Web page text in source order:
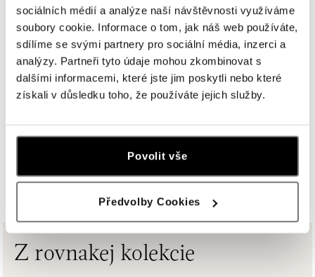
sociálních médií a analýze naší návštěvnosti využíváme
soubory cookie. Informace o tom, jak náš web používáte,
sdílíme se svými partnery pro sociální média, inzerci a
analýzy. Partneři tyto údaje mohou zkombinovat s
dalšími informacemi, které jste jim poskytli nebo které
získali v důsledku toho, že používáte jejich služby.
Povolit vše
Předvolby Cookies
ALOve OC Eurovea, Bratislava
Pribinova 8, 811 09 Bratislava
tel.: +421917090467
dnes otvorené od 10:00
HALADA OC Avion, Bratislava
tel.: +421 917 090 372
dnes otvorené od 10:00
HALADA OC Eurovea, Bratislava
Pribinova 8, 811 09 Bratislava
dnes otvorené od 10:00
ALOve OC Nový Smíchov, Praha 5
ZOBRAZIŤ VŠETKY BUTIKY
Z rovnakej kolekcie